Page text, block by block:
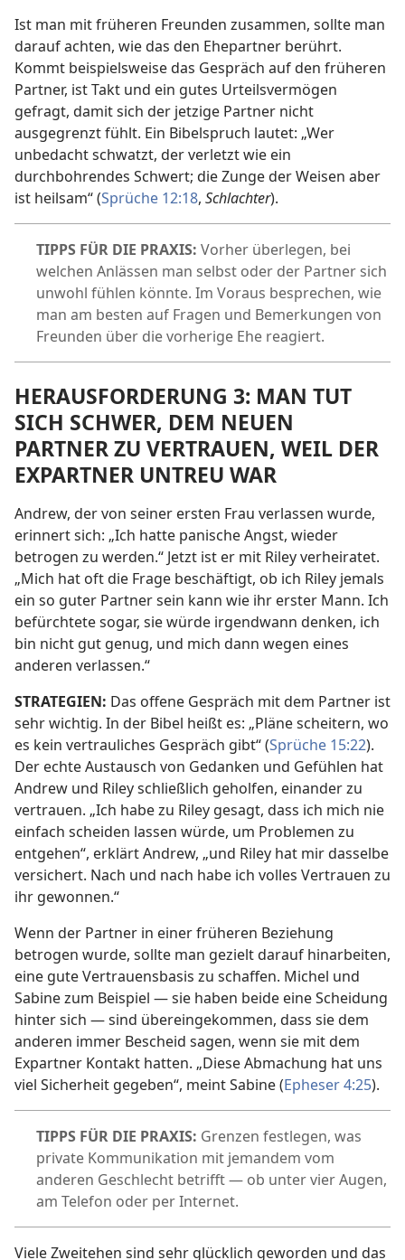
Ist man mit früheren Freunden zusammen, sollte man
darauf achten, wie das den Ehepartner berührt.
Kommt beispielsweise das Gespräch auf den früheren
Partner, ist Takt und ein gutes Urteilsvermögen
gefragt, damit sich der jetzige Partner nicht
ausgegrenzt fühlt. Ein Bibelspruch lautet: „Wer
unbedacht schwatzt, der verletzt wie ein
durchbohrendes Schwert; die Zunge der Weisen aber
ist heilsam“ (Sprüche 12:18, Schlachter).
TIPPS FÜR DIE PRAXIS: Vorher überlegen, bei
welchen Anlässen man selbst oder der Partner sich
unwohl fühlen könnte. Im Voraus besprechen, wie
man am besten auf Fragen und Bemerkungen von
Freunden über die vorherige Ehe reagiert.
HERAUSFORDERUNG 3: MAN TUT
SICH SCHWER, DEM NEUEN
PARTNER ZU VERTRAUEN, WEIL DER
EXPARTNER UNTREU WAR
Andrew, der von seiner ersten Frau verlassen wurde,
erinnert sich: „Ich hatte panische Angst, wieder
betrogen zu werden.“ Jetzt ist er mit Riley verheiratet.
„Mich hat oft die Frage beschäftigt, ob ich Riley jemals
ein so guter Partner sein kann wie ihr erster Mann. Ich
befürchtete sogar, sie würde irgendwann denken, ich
bin nicht gut genug, und mich dann wegen eines
anderen verlassen.“
STRATEGIEN: Das offene Gespräch mit dem Partner ist
sehr wichtig. In der Bibel heißt es: „Pläne scheitern, wo
es kein vertrauliches Gespräch gibt“ (Sprüche 15:22).
Der echte Austausch von Gedanken und Gefühlen hat
Andrew und Riley schließlich geholfen, einander zu
vertrauen. „Ich habe zu Riley gesagt, dass ich mich nie
einfach scheiden lassen würde, um Problemen zu
entgehen“, erklärt Andrew, „und Riley hat mir dasselbe
versichert. Nach und nach habe ich volles Vertrauen zu
ihr gewonnen.“
Wenn der Partner in einer früheren Beziehung
betrogen wurde, sollte man gezielt darauf hinarbeiten,
eine gute Vertrauensbasis zu schaffen. Michel und
Sabine zum Beispiel — sie haben beide eine Scheidung
hinter sich — sind übereingekommen, dass sie dem
anderen immer Bescheid sagen, wenn sie mit dem
Expartner Kontakt hatten. „Diese Abmachung hat uns
viel Sicherheit gegeben“, meint Sabine (Epheser 4:25).
TIPPS FÜR DIE PRAXIS: Grenzen festlegen, was
private Kommunikation mit jemandem vom
anderen Geschlecht betrifft — ob unter vier Augen,
am Telefon oder per Internet.
Viele Zweitehen sind sehr glücklich geworden und das